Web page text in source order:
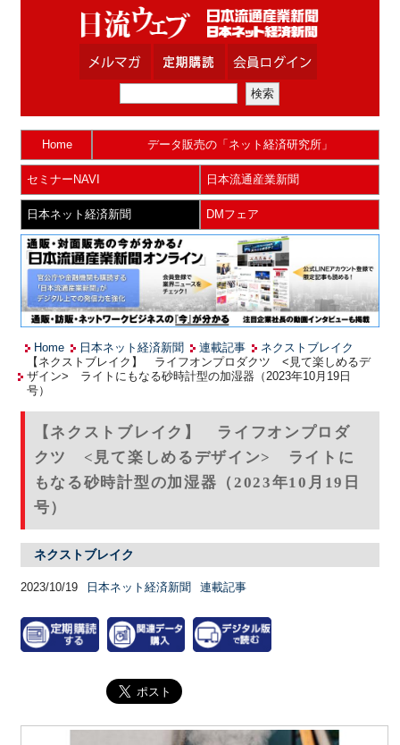
Home データ販売の「ネット経済研究所」
セミナーNAVI 日本流通産業新聞
日本ネット経済新聞 DMフェア
Home 日本ネット経済新聞 連載記事
ネクストブレイク
【ネクストブレイク】 ライフオンプロダクツ <見て楽しめるデ
ザイン> ライトにもなる砂時計型の加湿器（2023年10月19日
号）
【ネクストブレイク】 ライフオンプロダ
クツ <見て楽しめるデザイン> ライトに
もなる砂時計型の加湿器（2023年10月19日
号）
ネクストブレイク
2023/10/19 日本ネット経済新聞 連載記事